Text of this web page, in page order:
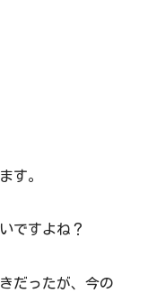
す。
ですよね？
だったが、今の